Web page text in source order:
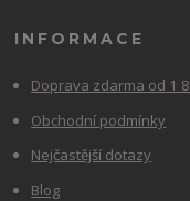
INFORMACE
Doprava zdarma od 1
Obchodní podmínky
Nejčastější dotazy
Blog